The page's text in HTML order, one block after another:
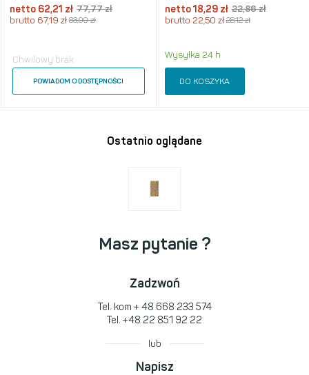
netto 62,21 zł 77,77 zł
brutto 67,19 zł 83,99 zł
Chwilowy brak
POWIADOM O DOSTĘPNOŚCI
netto 18,29 zł 22,86 zł
brutto 22,50 zł 28,12 zł
Wysyłka 24 h
DO KOSZYKA
Ostatnio oglądane
Masz pytanie ?
Zadzwoń
Tel. kom + 48 668 233 574
Tel. +48 22 851 92 22
lub
Napisz